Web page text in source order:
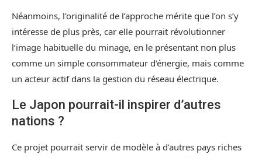
Néanmoins, l’originalité de l’approche mérite que l’on s’y
intéresse de plus près, car elle pourrait révolutionner
l’image habituelle du minage, en le présentant non plus
comme un simple consommateur d’énergie, mais comme
un acteur actif dans la gestion du réseau électrique.
Le Japon pourrait-il inspirer d’autres
nations ?
Ce projet pourrait servir de modèle à d’autres pays riches